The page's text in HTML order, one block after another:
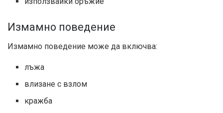
Измамно поведение
Измамно поведение може да включва:
лъжа
влизане с взлом
кражба